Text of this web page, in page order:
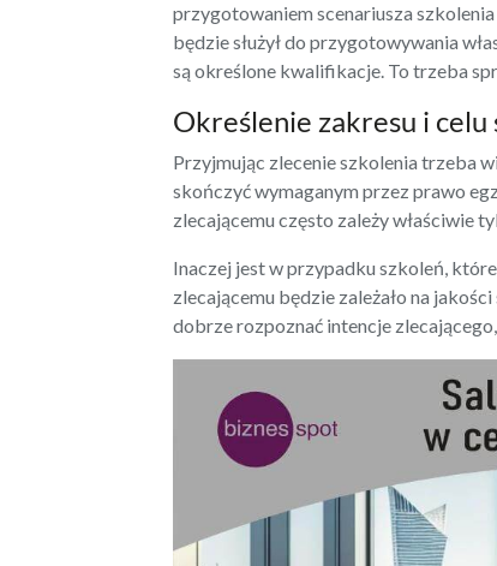
przygotowaniem scenariusza
będzie służył do przygotowywania
są określone kwalifikacje. To trzeba
Określenie zakresu i celu
Przyjmując zlecenie szkolenia trzeba
skończyć wymaganym przez prawo
zlecającemu często zależy właściwie
Inaczej jest w przypadku szkoleń,
zlecającemu będzie zależało na
dobrze rozpoznać intencje